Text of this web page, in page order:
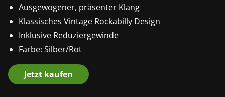
Ausgewogener, präsenter Klang
Klassisches Vintage Rockabilly Design
Inklusive Reduziergewinde
Farbe: Silber/Rot
Jetzt kaufen